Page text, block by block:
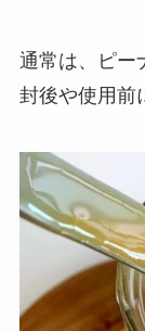
通常は、ピー
封後や使用前